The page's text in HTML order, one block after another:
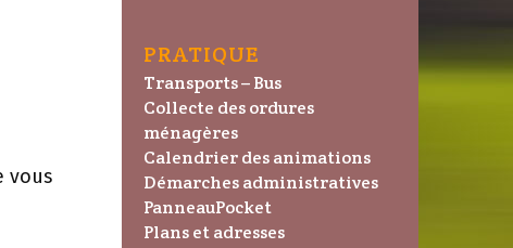
vous
PRATIQUE
Transports – Bus
Collecte des ordures
ménagères
Calendrier des animations
Démarches administratives
PanneauPocket
Plans et adresses